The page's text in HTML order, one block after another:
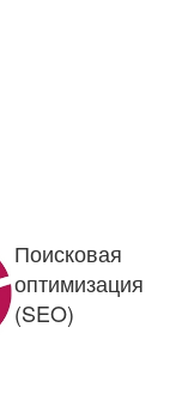
Поисковая
оптимизация
(SEO)